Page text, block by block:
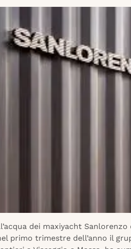
dei maxiyacht
primo trimestre dell’anno il